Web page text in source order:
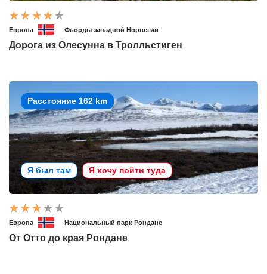
Европа Фьорды западной Норвегии
Дорога из Олесунна в Тролльстиген
Расстояние 162 km
Я был там Я хочу пойти туда
Европа Национальный парк Рондане
От Отто до края Рондане